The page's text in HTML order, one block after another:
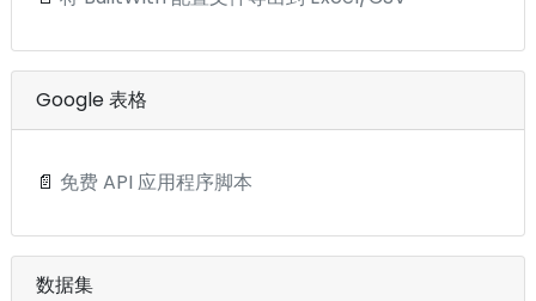
Google 表格
📄 免费 API 应用程序脚本
数据集